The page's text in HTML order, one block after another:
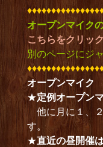
オープンマイク
こちらをクリッ
別のページにジ
オープンマイク
★定例オープン
他に月に１、２
す。
★直近の昼開催は